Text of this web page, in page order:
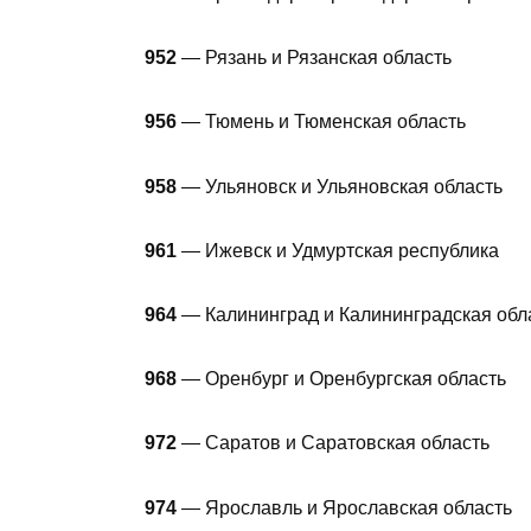
952 — Рязань и Рязанская область
956 — Тюмень и Тюменская область
958 — Ульяновск и Ульяновская область
961 — Ижевск и Удмуртская республика
964 — Калининград и Калининградская
968 — Оренбург и Оренбургская область
972 — Саратов и Саратовская область
974 — Ярославль и Ярославская область